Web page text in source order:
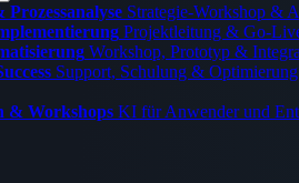
Strategie-Workshop &
Projektleitung & Go-
Workshop, Prototyp &
Support, Schulung & Optimierung
& Workshops KI für Anwender und